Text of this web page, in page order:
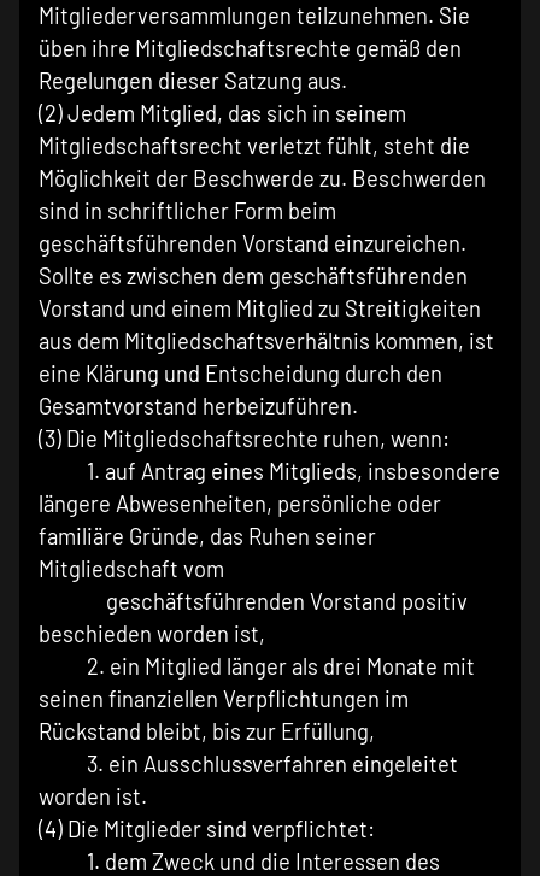
Mitgliederversammlungen teilzunehmen. Sie
üben ihre Mitgliedschaftsrechte gemäß den
Regelungen dieser Satzung aus.
(2) Jedem Mitglied, das sich in seinem
Mitgliedschaftsrecht verletzt fühlt, steht die
Möglichkeit der Beschwerde zu. Beschwerden
sind in schriftlicher Form beim
geschäftsführenden Vorstand einzureichen.
Sollte es zwischen dem geschäftsführenden
Vorstand und einem Mitglied zu Streitigkeiten
aus dem Mitgliedschaftsverhältnis kommen, ist
eine Klärung und Entscheidung durch den
Gesamtvorstand herbeizuführen.
(3) Die Mitgliedschaftsrechte ruhen, wenn:
1. auf Antrag eines Mitglieds, insbesondere
längere Abwesenheiten, persönliche oder
familiäre Gründe, das Ruhen seiner
Mitgliedschaft vom
geschäftsführenden Vorstand positiv
beschieden worden ist,
2. ein Mitglied länger als drei Monate mit
seinen finanziellen Verpflichtungen im
Rückstand bleibt, bis zur Erfüllung,
3. ein Ausschlussverfahren eingeleitet
worden ist.
(4) Die Mitglieder sind verpflichtet:
1. dem Zweck und die Interessen des